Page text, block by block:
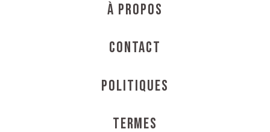
À propos
Contact
Politiques
Termes